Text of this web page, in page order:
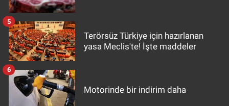
Terörsüz Türkiye için hazırlanan
yasa Meclis'te! İşte maddeler
5
Motorinde bir indirim daha
6